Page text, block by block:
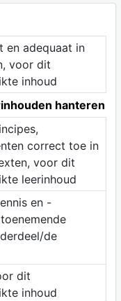
en adequaat in
voor dit
inhoud
hanteren
correct toe in
voor dit
leerinhoud
en -
de
dit
inhoud